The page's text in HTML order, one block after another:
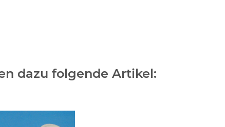
dazu folgende Artikel: